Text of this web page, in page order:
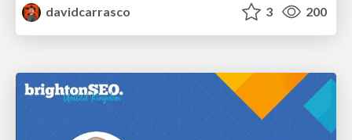
davidcarrasco
3 200